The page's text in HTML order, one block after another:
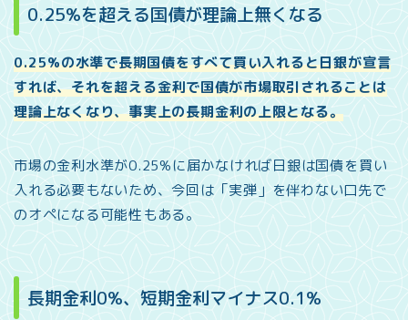
0.25%を超える国債が理論上無くなる
0.25%の水準で長期国債をすべて買い入れると日銀が宣言
すれば、それを超える金利で国債が市場取引されることは
理論上なくなり、事実上の長期金利の上限となる。
市場の金利水準が0.25%に届かなければ日銀は国債を買い
入れる必要もないため、今回は「実弾」を伴わない口先で
のオペになる可能性もある。
長期金利0%、短期金利マイナス0.1%